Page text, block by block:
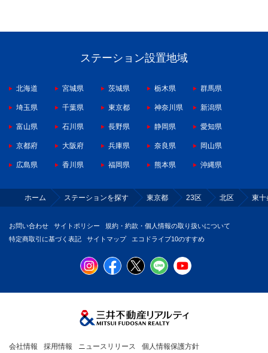
ステーション設置地域
北海道 宮城県 茨城県 栃木県 群馬県
埼玉県 千葉県 東京都 神奈川県 新潟県
富山県 石川県 長野県 静岡県 愛知県
京都府 大阪府 兵庫県 奈良県 岡山県
広島県 香川県 福岡県 熊本県 沖縄県
ホーム ステーションを探す 東京都 23区 北区 東十
お問い合わせ サイトポリシー
規約・約款・個人情報の取り扱いについて
特定商取引に基づく表記
サイトマップ エコドライブ10のすすめ
会社情報 採用情報 ニュースリリース 個人情報保護方針